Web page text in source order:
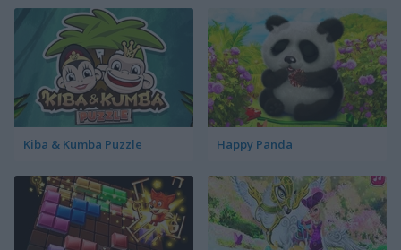
Kiba & Kumba Puzzle Happy Panda